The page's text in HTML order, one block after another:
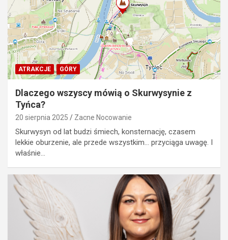
ATRAKCJE GÓRY
Dlaczego wszyscy mówią o Skurwysynie z
Tyńca?
20 sierpnia 2025 Zacne Nocowanie
Skurwysyn od lat budzi śmiech, konsternację, czasem
lekkie oburzenie, ale przede wszystkim… przyciąga uwagę. I
właśnie…